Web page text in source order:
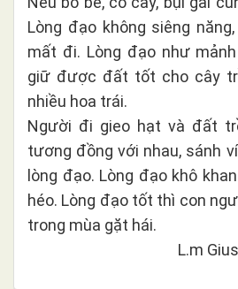
Lòng đạo không siêng
mất đi. Lòng đạo như
giữ được đất tốt cho cây
nhiều hoa trái.
Người đi gieo hạt và đất
tương đồng với nhau, sánh
lòng đạo. Lòng đạo khô
héo. Lòng đạo tốt thì con
trong mùa gặt hái.
L.m